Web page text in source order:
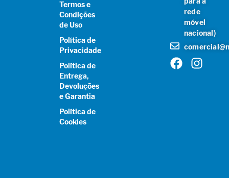
Termos e
Condições
de Uso
Política de
Privacidade
Política de
Entrega,
Devoluções
e Garantia
Política de
Cookies
rede
móvel
nacional)